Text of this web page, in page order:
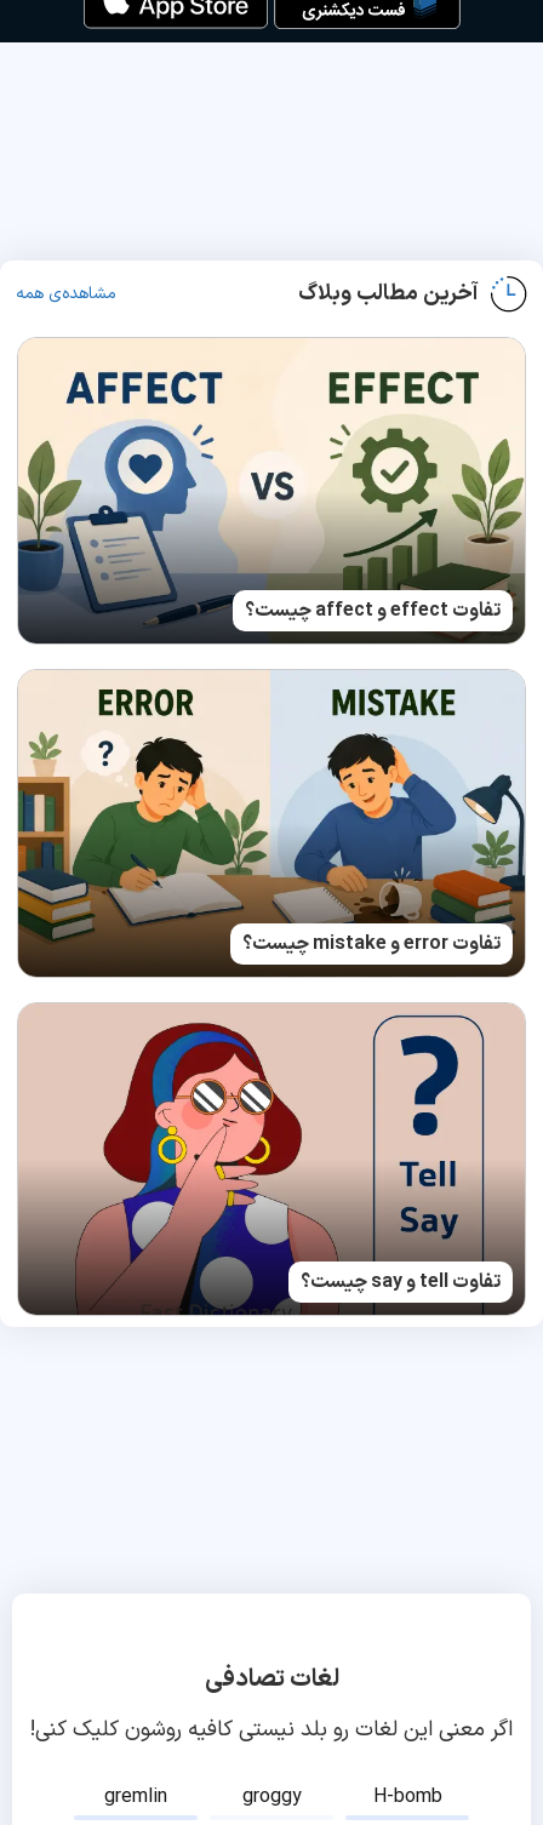
آخرین مطالب وبلاگ مشاهده‌ی همه
تفاوت effect و affect چیست؟
تفاوت error و mistake چیست؟
تفاوت tell و say چیست؟
لغات تصادفی
اگر معنی این لغات رو بلد نیستی کافیه روشون کلیک کنی!
gremlin groggy
H-bomb